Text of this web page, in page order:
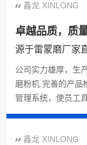
鑫龙 XINLONG
卓越品质，质
源于雷蒙磨厂家
公司实力雄厚，生
磨粉机.完善的产品
管理系统，使员工
鑫龙 XINLONG